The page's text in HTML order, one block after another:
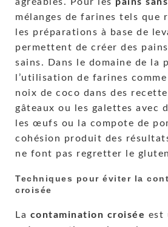
agréables. Pour les pains
mélanges de farines tels que
les préparations à base de
permettent de créer des
sains. Dans le domaine de la
l’utilisation de farines comme
noix de coco dans des
gâteaux ou les galettes avec
les œufs ou la compote de
cohésion produit des
ne font pas regretter le
Techniques pour éviter la
croisée
La contamination croisée est